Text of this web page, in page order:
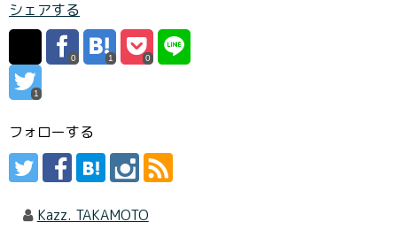
シェアする
1
0 1 0
フォローする
Kazz. TAKAMOTO